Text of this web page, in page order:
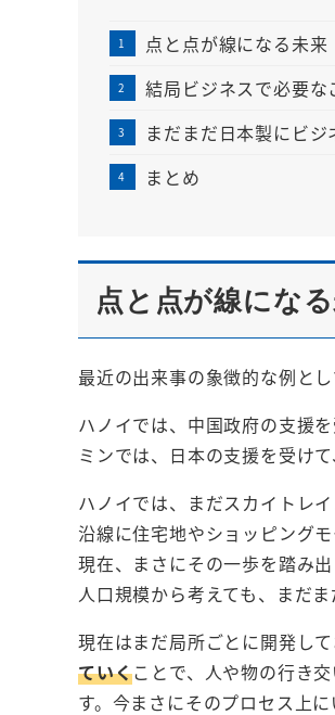
点と点が線になる未来
結局ビジネスで必要な
まだまだ日本製にビジ
まとめ
点と点が線にな
最近の出来事の象徴的な例と
ハノイでは、中国政府の支援
ミンでは、日本の支援を受け
ハノイでは、まだスカイトレ
沿線に住宅地やショッピング
現在、まさにその一歩を踏み
人口規模から考えても、まだ
現在はまだ局所ごとに開発し
ていくことで、人や物の行き
す。今まさにそのプロセス上に